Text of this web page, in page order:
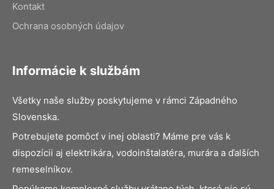
Kontakt
Ochrana osobných údajov
Informácie k službám
Všetky naše služby poskytujeme v rámci Západného
Slovenska.
Potrebujete pomôcť v inej oblasti? Máme pre vás k
dispozícii aj elektrikára, vodoinštalatéra, murára a ďalších
remeselníkov.